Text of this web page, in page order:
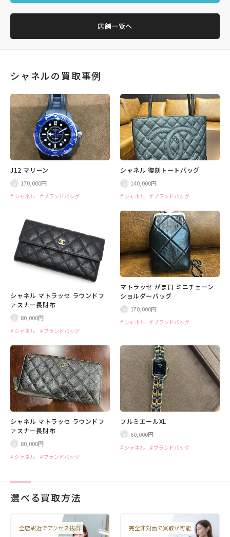
店舗一覧へ
シャネルの買取事例
J12 マリーン
170,000円
シャネル ブランドバッグ
シャネル 復刻トートバッグ
140,000円
シャネル ブランドバッグ
シャネル マトラッセ ラウンドフ
ァスナー長財布
80,000円
シャネル ブランドバッグ
マトラッセ がま口 ミニチェーン
ショルダーバッグ
170,000円
シャネル ブランドバッグ
シャネル マトラッセ ラウンドフ
ァスナー長財布
80,000円
シャネル ブランドバッグ
プルミエールXL
60,000円
シャネル ブランドバッグ
選べる買取方法
全店駅近でアクセス抜群 完全非対面で買取が可能